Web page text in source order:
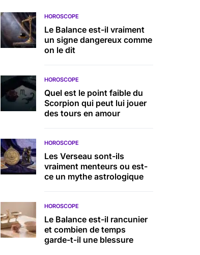
HOROSCOPE
Le Balance est-il vraiment
un signe dangereux comme
on le dit
HOROSCOPE
Quel est le point faible du
Scorpion qui peut lui jouer
des tours en amour
HOROSCOPE
Les Verseau sont-ils
vraiment menteurs ou est-
ce un mythe astrologique
HOROSCOPE
Le Balance est-il rancunier
et combien de temps
garde-t-il une blessure